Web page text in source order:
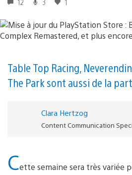
Table Top Racing,
The Park sont aussi de la
Clara Hertzog
Content Communication
Cette semaine sera très variée